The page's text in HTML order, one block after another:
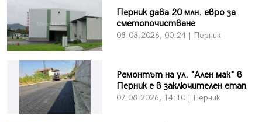
Перник дава 20 млн. евро за
сметопочистване
08.08.2026, 00:24 | Перник
Ремонтът на ул. "Ален мак" в
Перник е в заключителен етап
07.08.2026, 14:10 | Перник